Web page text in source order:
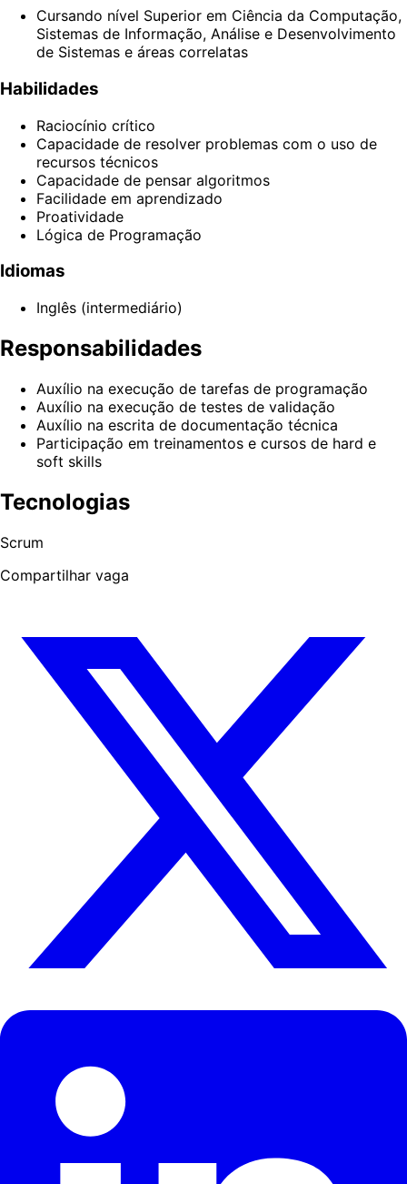
Cursando nível Superior em Ciência da Computação,
Sistemas de Informação, Análise e Desenvolvimento
de Sistemas e áreas correlatas
Habilidades
Raciocínio crítico
Capacidade de resolver problemas com o uso de
recursos técnicos
Capacidade de pensar algoritmos
Facilidade em aprendizado
Proatividade
Lógica de Programação
Idiomas
Inglês (intermediário)
Responsabilidades
Auxílio na execução de tarefas de programação
Auxílio na execução de testes de validação
Auxílio na escrita de documentação técnica
Participação em treinamentos e cursos de hard e
soft skills
Tecnologias
Scrum
Compartilhar vaga